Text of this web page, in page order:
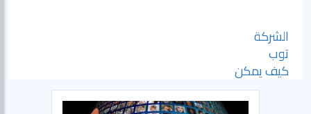
الشركة
توب
كيف يمكن